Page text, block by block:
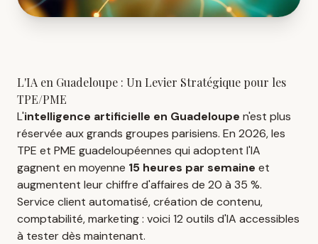
L'IA en Guadeloupe : Un Levier Stratégique pour les
TPE/PME
L'intelligence artificielle en Guadeloupe n'est plus
réservée aux grands groupes parisiens. En 2026, les
TPE et PME guadeloupéennes qui adoptent l'IA
gagnent en moyenne 15 heures par semaine et
augmentent leur chiffre d'affaires de 20 à 35 %.
Service client automatisé, création de contenu,
comptabilité, marketing : voici 12 outils d'IA accessibles
à tester dès maintenant.